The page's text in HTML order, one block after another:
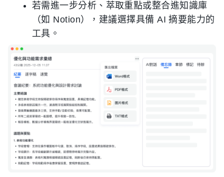
若需進一步分析、萃取重點或整合進知識庫
（如 Notion），建議選擇具備 AI 摘要能力的
工具。